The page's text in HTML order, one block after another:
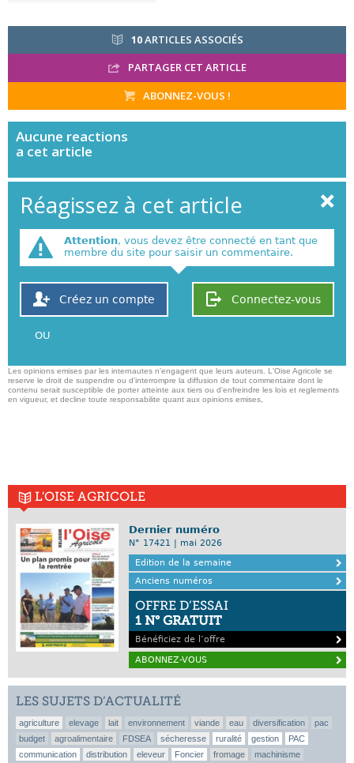
10ARTICLES ASSOCIÉS
PARTAGER CET ARTICLE
ABONNEZ-VOUS !
Aucune reactions
a cet article
Réagissez à cet article
Attention, vous devez être connecté en tant que
membre du site pour saisir un commentaire.
Connectez-vous
Créez un compte
OU
Les opinions emises par les internautes n'engagent que leurs auteurs. L'Oise Agricole se
reserve le droit de suspendre ou d'interrompre la diffusion de tout commentaire dont le
contenu serait susceptible de porter atteinte aux tiers ou d'enfreindre les lois et reglements
en vigueur, et decline toute responsabilite quant aux opinions emises,
L'OISE AGRICOLE
Dernier numéro
N° 17421 | mai 2026
Edition de la semaine
Anciens numéros
OFFRE D’ESSAI
1 N° GRATUIT
Bénéficiez de l’offre
ABONNEZ-VOUS
LES SUJETS D’ACTUALITÉ
agriculture elevage lait environnement viande eau diversification
pac
budget
agroalimentaire FDSEA sécheresse ruralité gestion
PAC
communication
distribution eleveur Foncier fromage machinisme